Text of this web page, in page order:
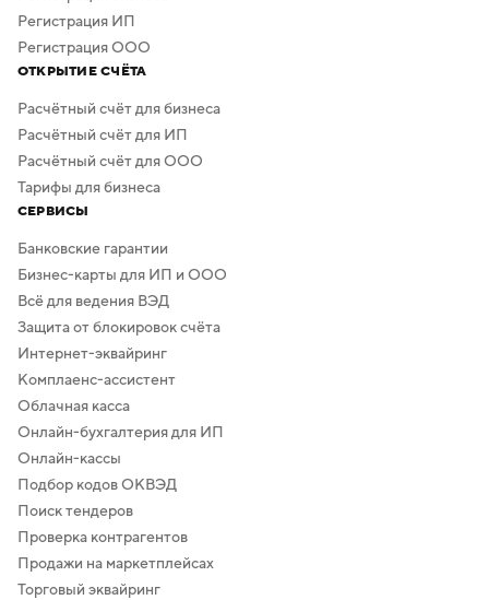
фона.
Регистрация ИП
Регистрация ООО
ОТКРЫТИЕ СЧЁТА
Расчётный счёт для бизнеса
Расчётный счёт для ИП
Расчётный счёт для ООО
Тарифы для бизнеса
СЕРВИСЫ
Банковские гарантии
Бизнес-карты для ИП и ООО
Всё для ведения ВЭД
Защита от блокировок счёта
Интернет-эквайринг
Комплаенс-ассистент
Облачная касса
Онлайн-бухгалтерия для ИП
Онлайн-кассы
Подбор кодов ОКВЭД
Поиск тендеров
Проверка контрагентов
Продажи на маркетплейсах
Торговый эквайринг